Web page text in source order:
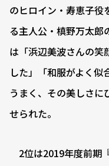
のヒロイン・寿恵子役
る主人公・槙野万太郎
は「浜辺美波さんの笑
した」「和服がよく
うまく、その美しさに
せられた。
2位は2019年度前期